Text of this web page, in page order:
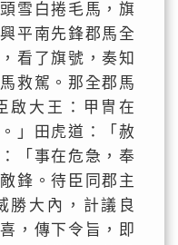
雪白捲毛馬，旗
平南先鋒郡馬全
看了旗號，奏知
救駕。那全郡馬
啟大王：甲冑在
」田虎道：「赦
「事在危急，奉
鋒。待臣同郡主
勝大內，計議良
，傳下令旨，即